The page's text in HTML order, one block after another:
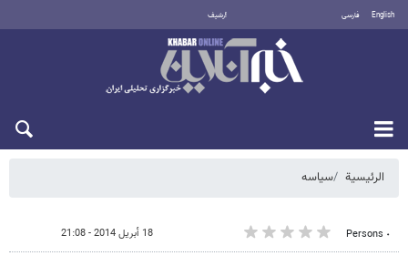
English فارسی أرشيف
الرئيسية سیاسه
٠ Persons 18 أبريل 2014 - 21:08